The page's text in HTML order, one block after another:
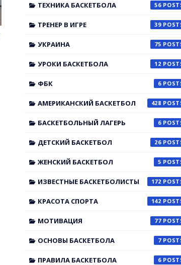
ТЕХНИКА БАСКЕТБОЛА 56
ТРЕНЕР В ИГРЕ 39
УКРАИНА 75
УРОКИ БАСКЕТБОЛА 12
ФБК 6
АМЕРИКАНСКИЙ БАСКЕТБОЛ 428
БАСКЕТБОЛЬНЫЙ ЛАГЕРЬ 6
ДЕТСКИЙ БАСКЕТБОЛ 26
ЖЕНСКИЙ БАСКЕТБОЛ 5
ИЗВЕСТНЫЕ БАСКЕТБОЛИСТЫ 172
КРАСОТА СПОРТА 142
МОТИВАЦИЯ 77
ОСНОВЫ БАСКЕТБОЛА 7
ПРАВИЛА БАСКЕТБОЛА 6